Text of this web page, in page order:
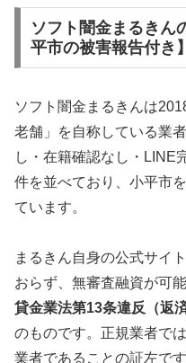
ソフト闇金まるきん
平市の被害報告付き】
ソフト闇金まるきんは
老舗」を自称している業
し・在籍確認なし・LINE
件を並べており、小平市
ています。
まるきん自身の公式サイ
おらず、無審査融資が可
貸金業法第13条違反（返
のものです。正規業者で
業者であることの証左です